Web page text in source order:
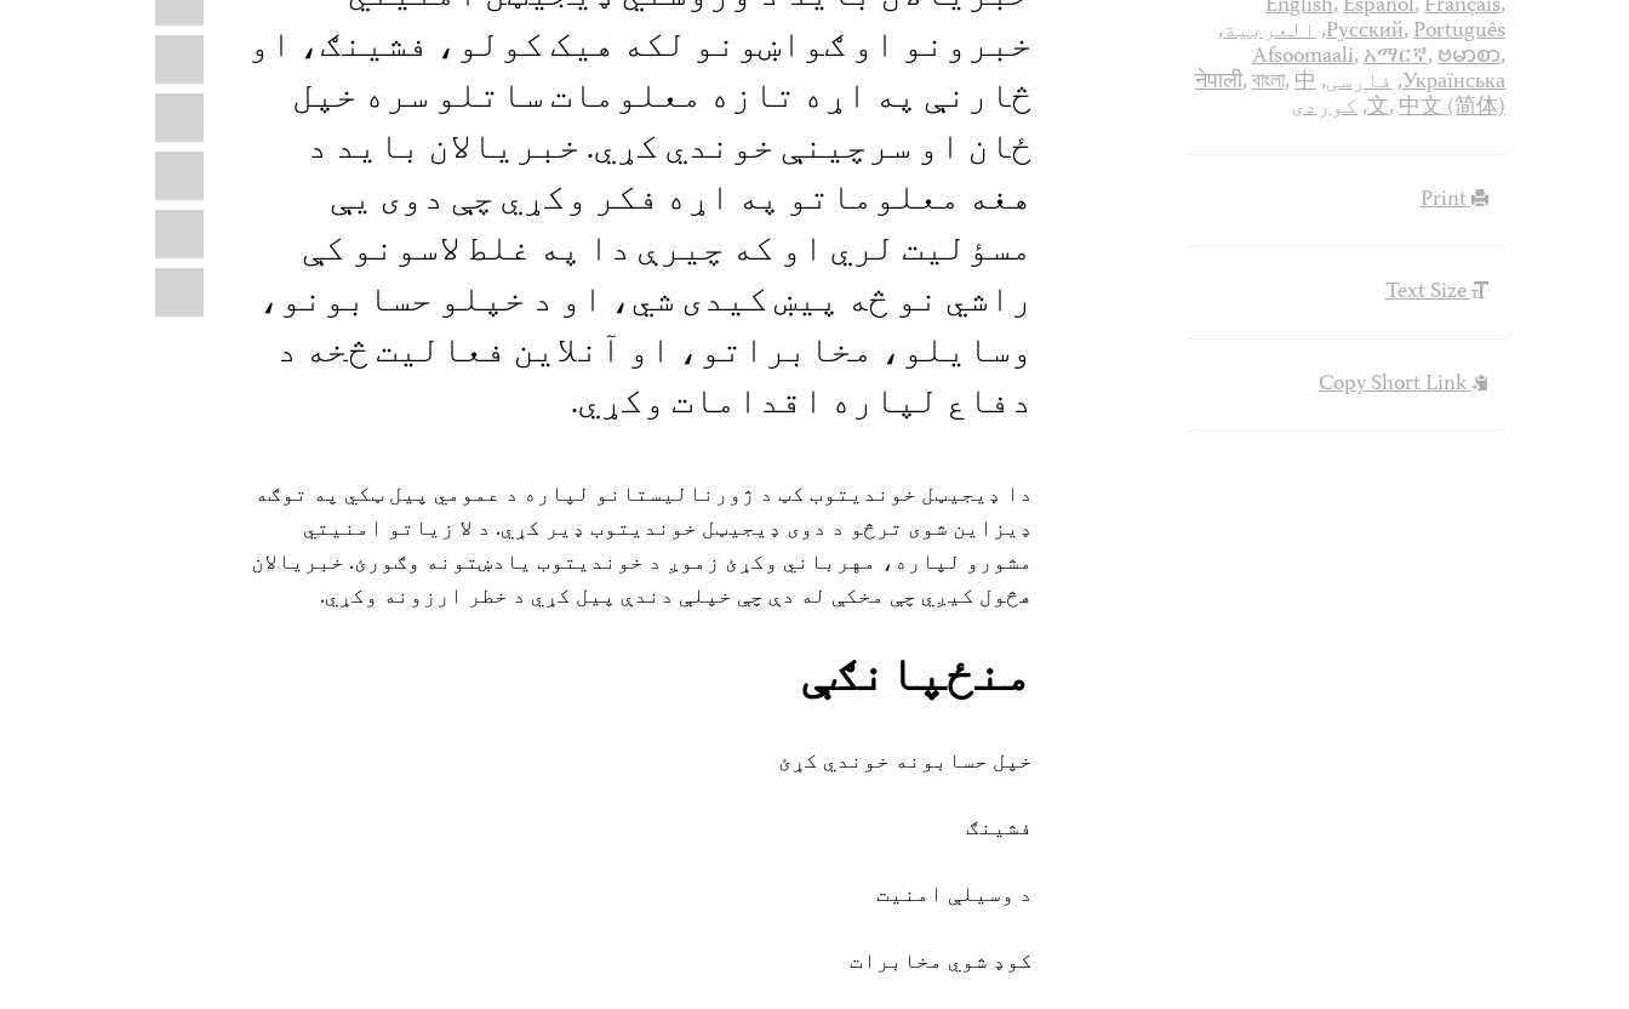
this:
خبرونو او ګواښونو لکه هیک کولو، فشینګ، او
څارنې په اړه تازه معلومات ساتلو سره خپل
ځان او سرچینې خوندي کړي. خبریالان باید د
هغه معلوماتو په اړه فکر وکړي چې دوی یې
مسؤلیت لري او که چیرې دا په غلط لاسونو کې
راشي نو څه پیښ کیدی شي، او د خپلو حسابونو،
وسایلو، مخابراتو، او آنلاین فعالیت څخه د
دفاع لپاره اقدامات وکړي.
دا ډیجیټل خوندیتوب کټ د ژورنالیستانو لپاره د عمومي پیل ټکي په توګه
ډیزاین شوی ترڅو د دوی ډیجیټل خوندیتوب ډیر کړي. د لا زیاتو امنیتي
مشورو لپاره، مهرباني وکړئ زموږ د خوندیتوب یادښتونه وګورئ. خبریالان
هڅول کیږي چې مخکې له دې چې خپلې دندې پیل کړي د خطر ارزونه وکړي.
منځپانګې
خپل حسابونه خوندي کړئ
فشینګ
د وسیلې امنیت
کوډ شوي مخابرات
Русский,Português
,العربية,
Afsoomaali,አማርኛ,ဗမာစာ,
Українська
,فارسی,
नेपाली,বাংলা,中
文,中文 (简体)
,کوردی
Print
Text Size
Copy Short Link